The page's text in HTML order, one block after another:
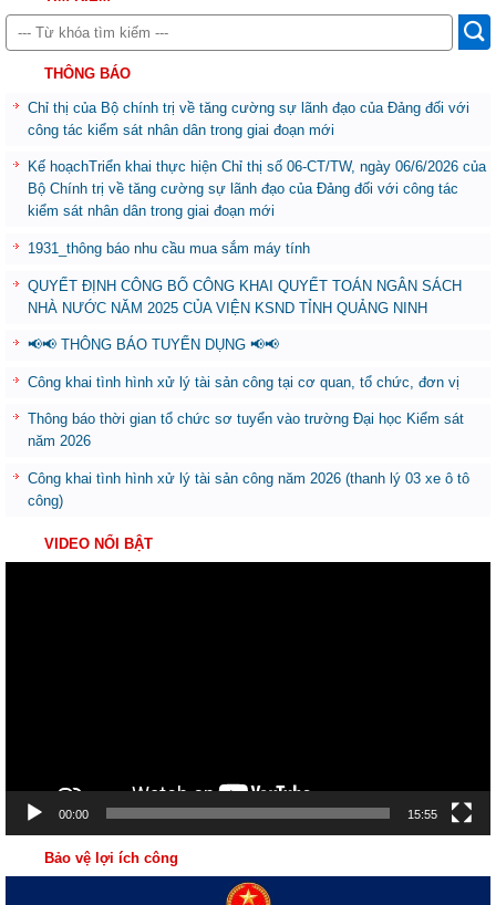
THÔNG BÁO
Chỉ thị của Bộ chính trị về tăng cường sự lãnh đạo của Đảng đối với
công tác kiểm sát nhân dân trong giai đoạn mới
Kế hoạchTriển khai thực hiện Chỉ thị số 06-CT/TW, ngày 06/6/2026 của
Bộ Chính trị về tăng cường sự lãnh đạo của Đảng đối với công tác
kiểm sát nhân dân trong giai đoạn mới
1931_thông báo nhu cầu mua sắm máy tính
QUYẾT ĐỊNH CÔNG BỐ CÔNG KHAI QUYẾT TOÁN NGÂN SÁCH
NHÀ NƯỚC NĂM 2025 CỦA VIỆN KSND TỈNH QUẢNG NINH
📢📢 THÔNG BÁO TUYỂN DỤNG 📢📢
Công khai tình hình xử lý tài sản công tại cơ quan, tổ chức, đơn vị
Thông báo thời gian tổ chức sơ tuyển vào trường Đại học Kiểm sát
năm 2026
Công khai tình hình xử lý tài sản công năm 2026 (thanh lý 03 xe ô tô
công)
VIDEO NỔI BẬT
00:00 15:55
Bảo vệ lợi ích công